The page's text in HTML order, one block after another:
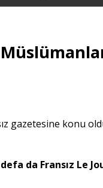
da Fransız Le